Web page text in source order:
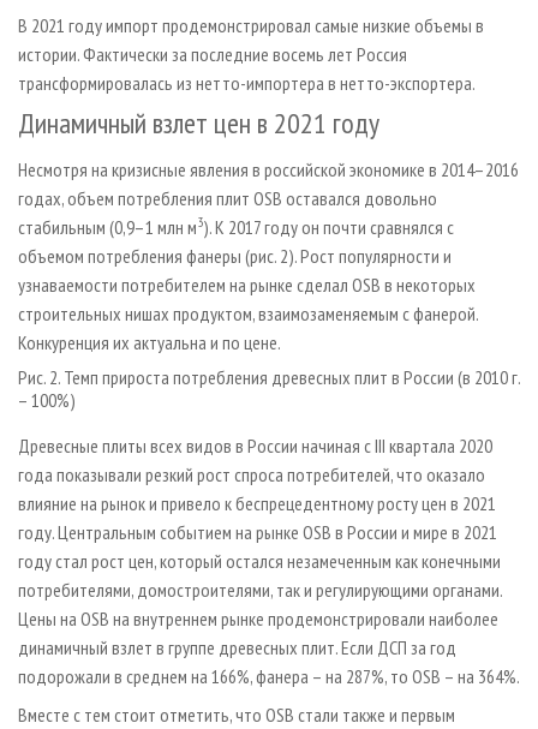
В 2021 году импорт продемонстрировал самые низкие объемы в
истории. Фактически за последние восемь лет Россия
трансформировалась из нетто-импортера в нетто-экспортера.
Динамичный взлет цен в 2021 году
Несмотря на кризисные явления в российской экономике в 2014–2016
годах, объем потребления плит OSB оставался довольно
стабильным (0,9–1 млн м3). К 2017 году он почти сравнялся с
объемом потребления фанеры (рис. 2). Рост популярности и
узнаваемости потребителем на рынке сделал OSB в некоторых
строительных нишах продуктом, взаимозаменяемым с фанерой.
Конкуренция их актуальна и по цене.
Рис. 2. Темп прироста потребления древесных плит в России (в 2010 г.
– 100%)
Древесные плиты всех видов в России начиная с III квартала 2020
года показывали резкий рост спроса потребителей, что оказало
влияние на рынок и привело к беспрецедентному росту цен в 2021
году. Центральным событием на рынке OSB в России и мире в 2021
году стал рост цен, который остался незамеченным как конечными
потребителями, домостроителями, так и регулирующими органами.
Цены на OSB на внутреннем рынке продемонстрировали наиболее
динамичный взлет в группе древесных плит. Если ДСП за год
подорожали в среднем на 166%, фанера – на 287%, то OSB – на 364%.
Вместе с тем стоит отметить, что OSB стали также и первым